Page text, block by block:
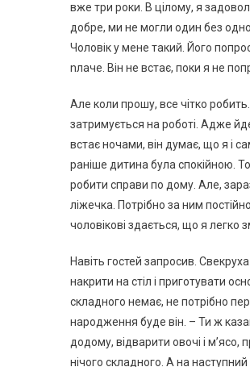
вже три роки. В цілому, я
добре, ми не могли один без
Чоловік у мене такий. Його
nлаче. Він не встає, поки я не
Але коли прошу, все чітко
затримується на роботі. Адже
встає ночами, він думає, що я і
раніше дитина була спокійною.
робити справи по дому. Але,
ліжечка. Потрібно за ним
чоловікові здається, що я
Навіть гостей запросив.
накрити на стіл і приготувати
складного немає, не потрібно
народження буде він. – Ти ж
додому, відварити овочі і
нічого складного. А на